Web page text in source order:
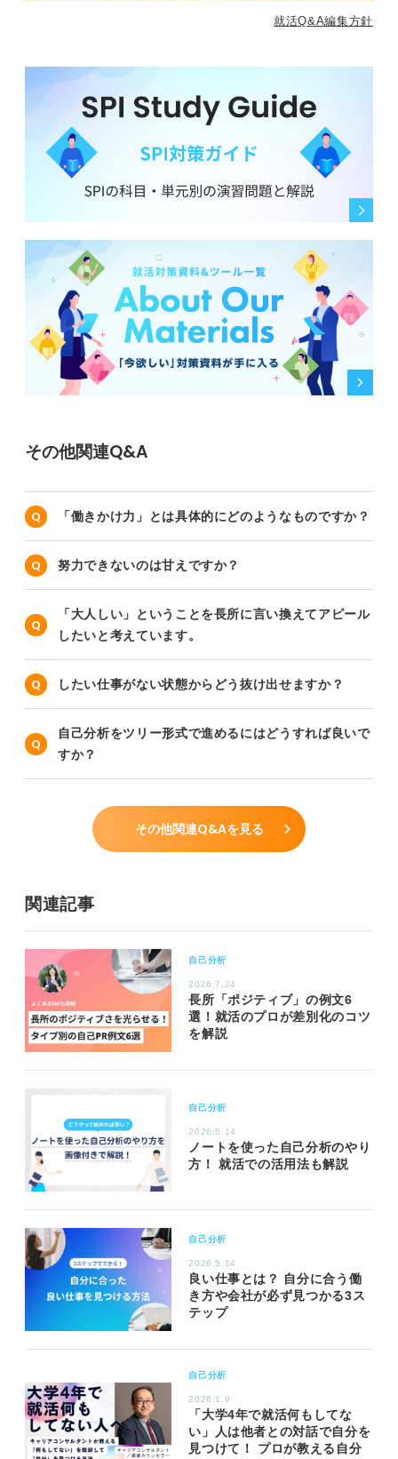
就活Q&A編集方針
その他関連Q&A
「働きかけ力」とは具体的にどのようなものですか？
努力できないのは甘えですか？
「大人しい」ということを長所に言い換えてアピール
したいと考えています。
したい仕事がない状態からどう抜け出せますか？
自己分析をツリー形式で進めるにはどうすれば良いで
すか？
その他関連Q&Aを見る
関連記事
自己分析
2026.7.24
長所「ポジティブ」の例文6
選！就活のプロが差別化のコツ
を解説
自己分析
2026.5.14
ノートを使った自己分析のやり
方！ 就活での活用法も解説
自己分析
2026.5.14
良い仕事とは？ 自分に合う働
き方や会社が必ず見つかる3ス
テップ
自己分析
2026.1.9
「大学4年で就活何もしてな
い」人は他者との対話で自分を
見つけて！ プロが教える自分